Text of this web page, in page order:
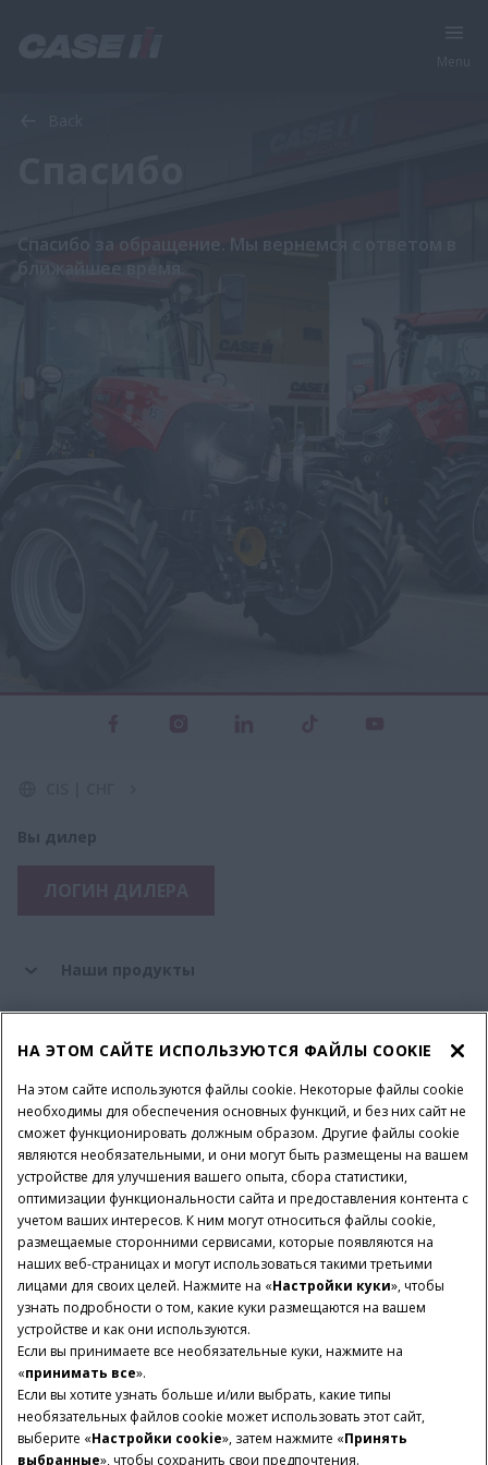
Спасибо за обращение. Мы вернемся с ответом в
ближайшее время.
Вы дилер
Наши продукты
Наши инновации
Запчасти и сервис
Мир CASE IH
УСЛОВИЯ И ПРАВИЛА
Политика конфиденциальности
Imprint
Настройки куки Telematics Privacy notice
© 2026 CNH Industrial America LLC. All Rights Reserved. Case IH is a
trademark of CNH Industrial America LLC.
НА ЭТОМ САЙТЕ ИСПОЛЬЗУЮТСЯ ФАЙЛЫ COOKIE
На этом сайте используются файлы cookie. Некоторые файлы cookie
необходимы для обеспечения основных функций, и без них сайт не
сможет функционировать должным образом. Другие файлы cookie
являются необязательными, и они могут быть размещены на вашем
устройстве для улучшения вашего опыта, сбора статистики,
оптимизации функциональности сайта и предоставления контента с
учетом ваших интересов. К ним могут относиться файлы cookie,
размещаемые сторонними сервисами, которые появляются на
наших веб-страницах и могут использоваться такими третьими
лицами для своих целей. Нажмите на «Настройки куки», чтобы
узнать подробности о том, какие куки размещаются на вашем
устройстве и как они используются.
Если вы принимаете все необязательные куки, нажмите на
«принимать все».
Если вы хотите узнать больше и/или выбрать, какие типы
необязательных файлов cookie может использовать этот сайт,
выберите «Настройки cookie», затем нажмите «Принять
выбранные», чтобы сохранить свои предпочтения.